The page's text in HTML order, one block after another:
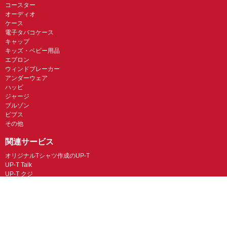
コースター
オーディオ
ケース
電子タバコケース
キャップ
キッズ・ベビー用品
エプロン
ウィンドブレーカー
アンダーウェア
ハッピ
ジャージ
ブルゾン
ビブス
その他
関連サービス
オリジナルTシャツ作成のUP-T
UP-T Talk
UP-T クジ